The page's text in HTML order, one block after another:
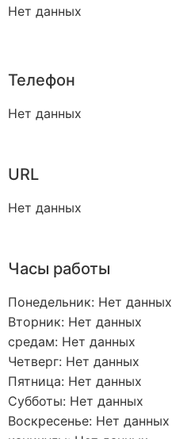
Нет данных
Телефон
Нет данных
URL
Нет данных
Часы работы
Понедельник: Нет данных
Вторник: Нет данных
средам: Нет данных
Четверг: Нет данных
Пятница: Нет данных
Субботы: Нет данных
Воскресенье: Нет данных